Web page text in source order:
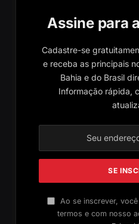
Assine para
Cadastre-se
e receba as principais
Bahia e do Brasil
Informação rápida,
Ao se inscrever,
termos e com nosso